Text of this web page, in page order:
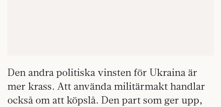
Den andra politiska vinsten för Ukraina är
mer krass. Att använda militärmakt handlar
också om att köpslå. Den part som ger upp,